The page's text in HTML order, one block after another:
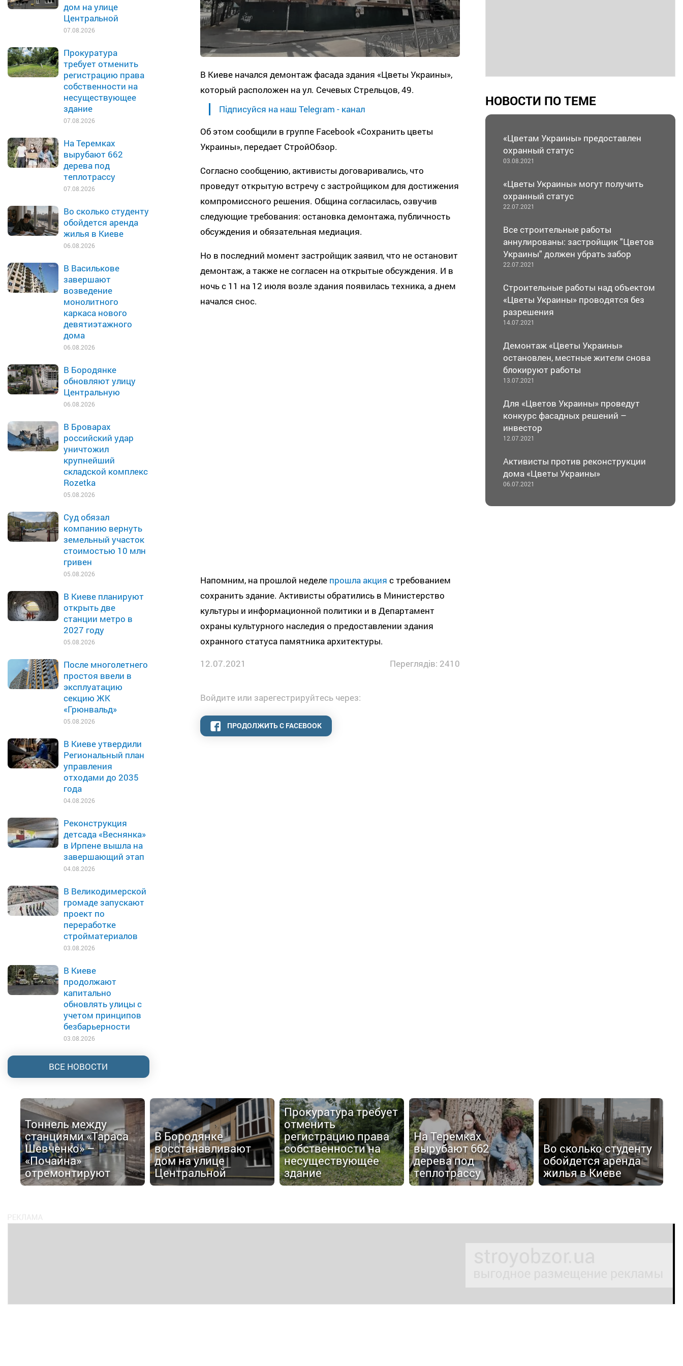
дом на улице
Центральной
07.08.2026
Прокуратура
требует отменить
регистрацию права
собственности на
несуществующее
здание
07.08.2026
На Теремках
вырубают 662
дерева под
теплотрассу
07.08.2026
Во сколько студенту
обойдется аренда
жилья в Киеве
06.08.2026
В Василькове
завершают
возведение
монолитного
каркаса нового
девятиэтажного
дома
06.08.2026
В Бородянке
обновляют улицу
Центральную
06.08.2026
В Броварах
российский удар
уничтожил
крупнейший
складской комплекс
Rozetka
05.08.2026
Суд обязал
компанию вернуть
земельный участок
стоимостью 10 млн
гривен
05.08.2026
В Киеве планируют
открыть две
станции метро в
2027 году
05.08.2026
После многолетнего
простоя ввели в
эксплуатацию
секцию ЖК
«Грюнвальд»
05.08.2026
В Киеве утвердили
Региональный план
управления
отходами до 2035
года
04.08.2026
Реконструкция
детсада «Веснянка»
в Ирпене вышла на
завершающий этап
04.08.2026
В Великодимерской
громаде запускают
проект по
переработке
стройматериалов
03.08.2026
В Киеве
продолжают
капитально
обновлять улицы с
учетом принципов
безбарьерности
03.08.2026
ВСЕ НОВОСТИ
В Киеве начался демонтаж фасада здания «Цветы Украины»,
который расположен на ул. Сечевых Стрельцов, 49.
Підписуйся на наш Telegram - канал
Об этом сообщили в группе Facebook «Сохранить цветы
Украины», передает СтройОбзор.
Согласно сообщению, активисты договаривались, что
проведут открытую встречу с застройщиком для достижения
компромиссного решения. Община согласилась, озвучив
следующие требования: остановка демонтажа, публичность
обсуждения и обязательная медиация.
Но в последний момент застройщик заявил, что не остановит
демонтаж, а также не согласен на открытые обсуждения. И в
ночь с 11 на 12 июля возле здания появилась техника, а днем
начался снос.
Напомним, на прошлой неделе прошла акция с требованием
сохранить здание. Активисты обратились в Министерство
культуры и информационной политики и в Департамент
охраны культурного наследия о предоставлении здания
охранного статуса памятника архитектуры.
12.07.2021
Переглядів: 2410
Войдите или зарегестрируйтесь через:
ПРОДОЛЖИТЬ С FACEBOOK
НОВОСТИ ПО ТЕМЕ
«Цветам Украины» предоставлен
охранный статус
03.08.2021
«Цветы Украины» могут получить
охранный статус
22.07.2021
Все строительные работы
аннулированы: застройщик "Цветов
Украины" должен убрать забор
22.07.2021
Строительные работы над объектом
«Цветы Украины» проводятся без
разрешения
14.07.2021
Демонтаж «Цветы Украины»
остановлен, местные жители снова
блокируют работы
13.07.2021
Для «Цветов Украины» проведут
конкурс фасадных решений –
инвестор
12.07.2021
Активисты против реконструкции
дома «Цветы Украины»
06.07.2021
Тоннель между
станциями «Тараса
Шевченко» –
«Почайна»
отремонтируют
В Бородянке
восстанавливают
дом на улице
Центральной
Прокуратура требует
отменить
регистрацию права
собственности на
несуществующее
здание
На Теремках
вырубают 662
дерева под
теплотрассу
Во сколько студенту
обойдется аренда
жилья в Киеве